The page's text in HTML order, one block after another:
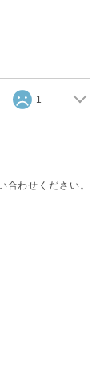
1
わせください。